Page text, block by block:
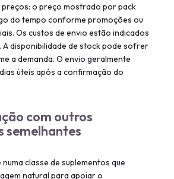
o preço mostrado por pack
do tempo conforme promoções ou
Os custos de envio estão indicados
A disponibilidade de stock pode sofrer
a demanda. O envio geralmente
úteis após a confirmação do
com outros
semelhantes
classe de suplementos que
natural para apoiar o